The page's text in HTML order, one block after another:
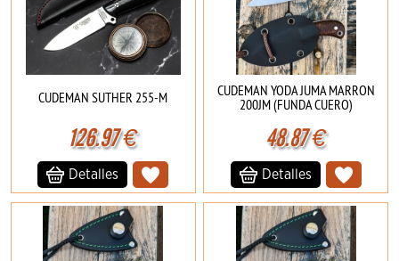
CUDEMAN SUTHER 255-M
126.97€
Detalles
CUDEMAN YODA JUMA MARRON
200JM (FUNDA CUERO)
48.87€
Detalles